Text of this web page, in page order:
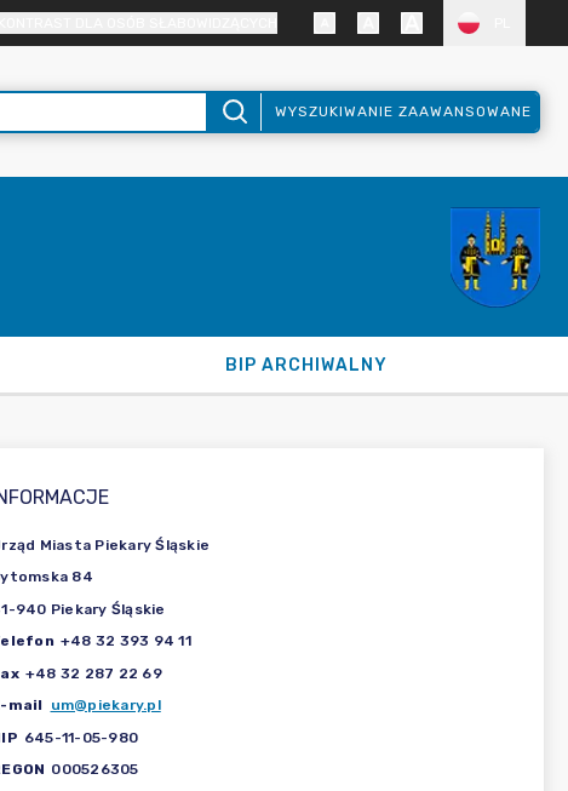
WYSZUKIWANIE ZAAWANSOWANE
BIP ARCHIWALNY
Miasta Piekary Śląskie
84
940 Piekary Śląskie
+48 32 393 94 11
+48 32 287 22 69
mail
um@piekary.pl
645-11-05-980
000526305